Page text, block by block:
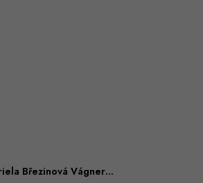
Gabriela Březinová Vágnerová